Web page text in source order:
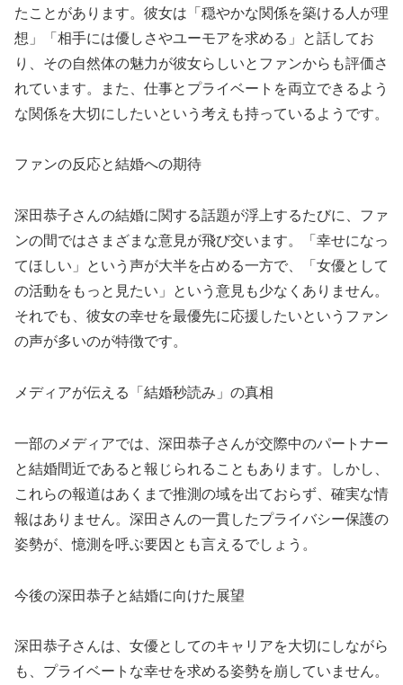
たことがあります。彼女は「穏やかな関係を築ける人が理
想」「相手には優しさやユーモアを求める」と話してお
り、その自然体の魅力が彼女らしいとファンからも評価さ
れています。また、仕事とプライベートを両立できるよう
な関係を大切にしたいという考えも持っているようです。
ファンの反応と結婚への期待
深田恭子さんの結婚に関する話題が浮上するたびに、ファ
ンの間ではさまざまな意見が飛び交います。「幸せになっ
てほしい」という声が大半を占める一方で、「女優として
の活動をもっと見たい」という意見も少なくありません。
それでも、彼女の幸せを最優先に応援したいというファン
の声が多いのが特徴です。
メディアが伝える「結婚秒読み」の真相
一部のメディアでは、深田恭子さんが交際中のパートナー
と結婚間近であると報じられることもあります。しかし、
これらの報道はあくまで推測の域を出ておらず、確実な情
報はありません。深田さんの一貫したプライバシー保護の
姿勢が、憶測を呼ぶ要因とも言えるでしょう。
今後の深田恭子と結婚に向けた展望
深田恭子さんは、女優としてのキャリアを大切にしながら
も、プライベートな幸せを求める姿勢を崩していません。